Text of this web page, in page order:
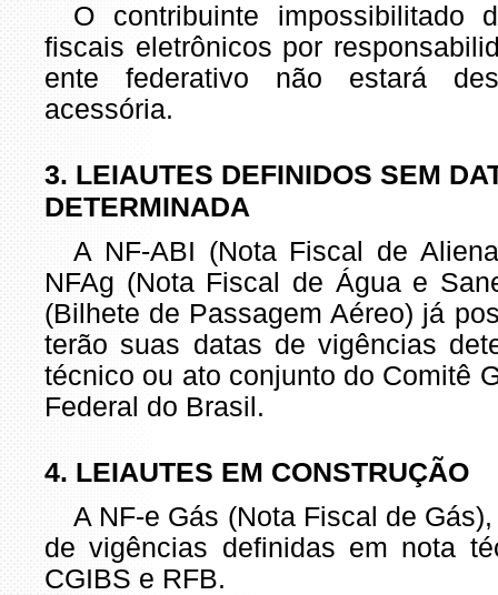
O contribuinte impossibilitado
fiscais eletrônicos por
ente federativo não estará
acessória.
3. LEIAUTES DEFINIDOS SEM
DETERMINADA
A NF-ABI (Nota Fiscal de
NFAg (Nota Fiscal de Água e
(Bilhete de Passagem Aéreo) já
terão suas datas de vigências
técnico ou ato conjunto do Comitê
Federal do Brasil.
4. LEIAUTES EM CONSTRUÇÃO
A NF-e Gás (Nota Fiscal de
de vigências definidas em nota
CGIBS e RFB.